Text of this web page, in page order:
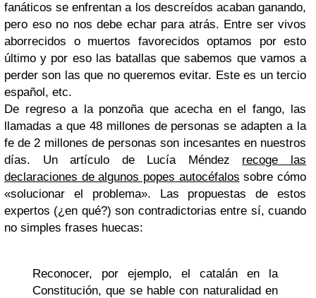
fanáticos se enfrentan a los descreídos acaban ganando,
pero eso no nos debe echar para atrás. Entre ser vivos
aborrecidos o muertos favorecidos optamos por esto
último y por eso las batallas que sabemos que vamos a
perder son las que no queremos evitar. Este es un tercio
español, etc.
De regreso a la ponzoña que acecha en el fango, las
llamadas a que 48 millones de personas se adapten a la
fe de 2 millones de personas son incesantes en nuestros
días. Un artículo de Lucía Méndez recoge las
declaraciones de algunos popes autocéfalos sobre cómo
«solucionar el problema». Las propuestas de estos
expertos (¿en qué?) son contradictorias entre sí, cuando
no simples frases huecas:
Reconocer, por ejemplo, el catalán en la
Constitución, que se hable con naturalidad en